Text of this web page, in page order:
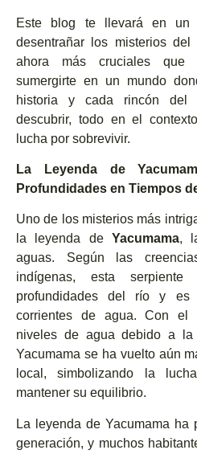
Este blog te llevará en un
desentrañar los misterios del
ahora más cruciales que
sumergirte en un mundo
historia y cada rincón del
descubrir, todo en el
lucha por sobrevivir.
La Leyenda de
Profundidades en Tiempos
Uno de los misterios más
la leyenda de Yacumama,
aguas. Según las
indígenas, esta
profundidades del río y es
corrientes de agua. Con el
niveles de agua debido a
Yacumama se ha vuelto aún
local, simbolizando la
mantener su equilibrio.
La leyenda de Yacumama ha
generación, y muchos